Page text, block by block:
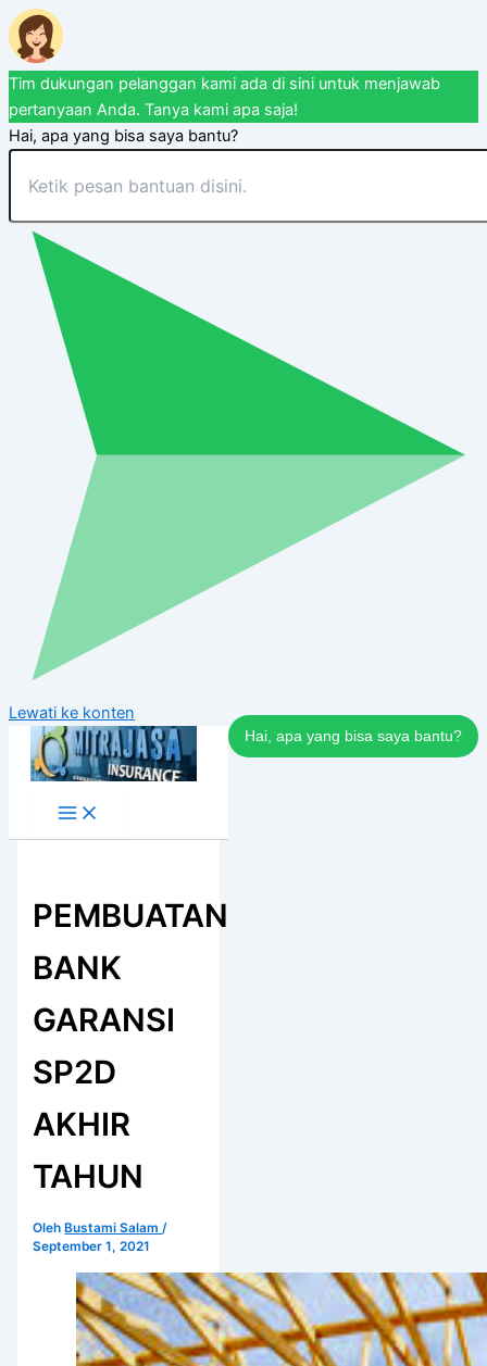
Tim dukungan pelanggan kami ada di sini untuk menjawab
pertanyaan Anda. Tanya kami apa saja!
Hai, apa yang bisa saya bantu?
Hai, apa yang bisa saya bantu?
Lewati ke konten
PEMBUATAN
BANK
GARANSI
SP2D
AKHIR
TAHUN
Oleh Bustami Salam/
September 1, 2021